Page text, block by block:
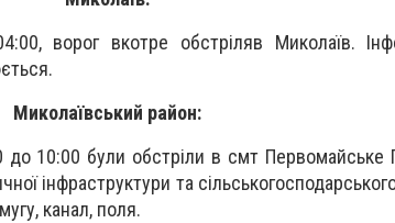
ворог вкотре обстріляв Миколаїв.
Миколаївський район:
10:00 були обстріли в смт Первомайське
інфраструктури та
канал, поля.